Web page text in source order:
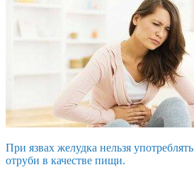
При язвах желудка нельзя употреблять
отруби в качестве пищи.